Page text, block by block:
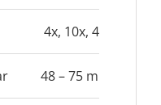
4x, 10x, 40x(s),
48 – 75 mm